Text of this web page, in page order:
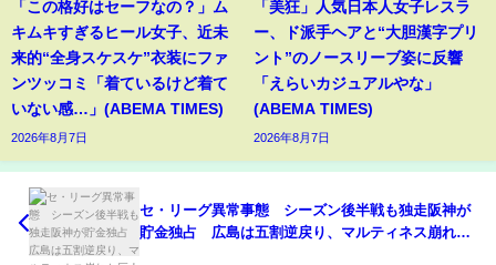
「この格好はセーフなの？」ム
キムキすぎるヒール女子、近未
来的“全身スケスケ”衣装にファ
ンツッコミ「着ているけど着て
いない感…」(ABEMA TIMES)
2026年8月7日
「美狂」人気日本人女子レスラ
ー、ド派手ヘアと“大胆漢字プリ
ント”のノースリーブ姿に反響
「えらいカジュアルやな」
(ABEMA TIMES)
2026年8月7日
セ・リーグ異常事態 シーズン後半戦も独走阪神が
貯金独占 広島は五割逆戻り、マルティネス崩れた